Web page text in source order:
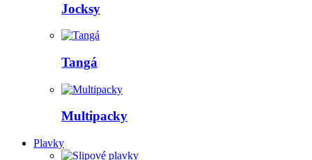
Jocksy
Tangá
Multipacky
Plavky